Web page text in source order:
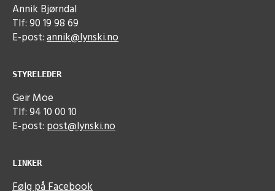
Annik Bjørndal
Tlf: 90 19 98 69
E-post:annik@lynski.no
STYRELEDER
Geir Moe
Tlf: 94 10 00 10
E-post: post@lynski.no
LINKER
Følg på Facebook